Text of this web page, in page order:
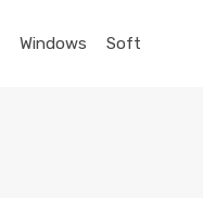
Windows Soft